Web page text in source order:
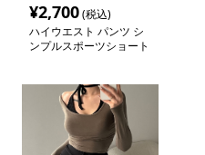
¥2,700(税込)
ハイウエスト パンツ シ
ンプルスポーツショート